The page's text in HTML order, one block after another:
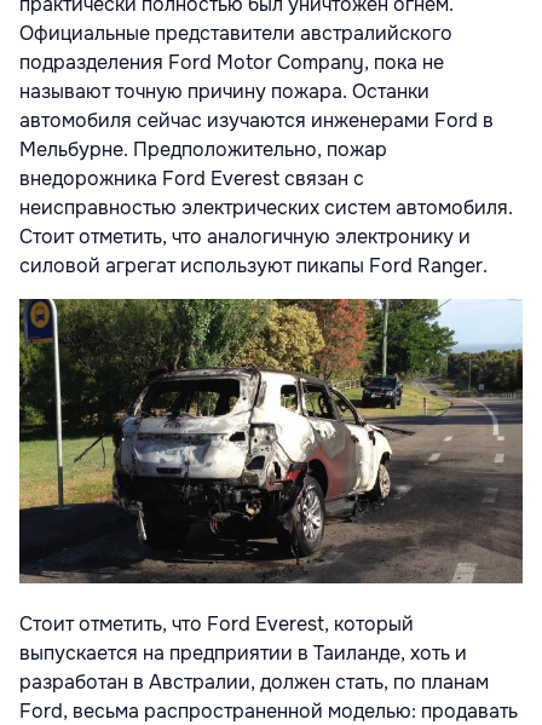
Официальные представители австралийского
подразделения Ford Motor Company, пока не
называют точную причину пожара. Останки
автомобиля сейчас изучаются инженерами Ford в
Мельбурне. Предположительно, пожар
внедорожника Ford Everest связан с
неисправностью электрических систем автомобиля.
Стоит отметить, что аналогичную электронику и
силовой агрегат используют пикапы Ford Ranger.
Стоит отметить, что Ford Everest, который
выпускается на предприятии в Таиланде, хоть и
разработан в Австралии, должен стать, по планам
Ford, весьма распространенной моделью: продавать